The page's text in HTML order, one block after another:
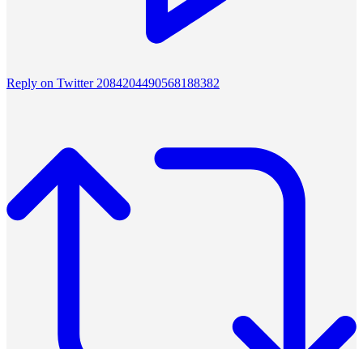
Reply on Twitter 2084204490568188382